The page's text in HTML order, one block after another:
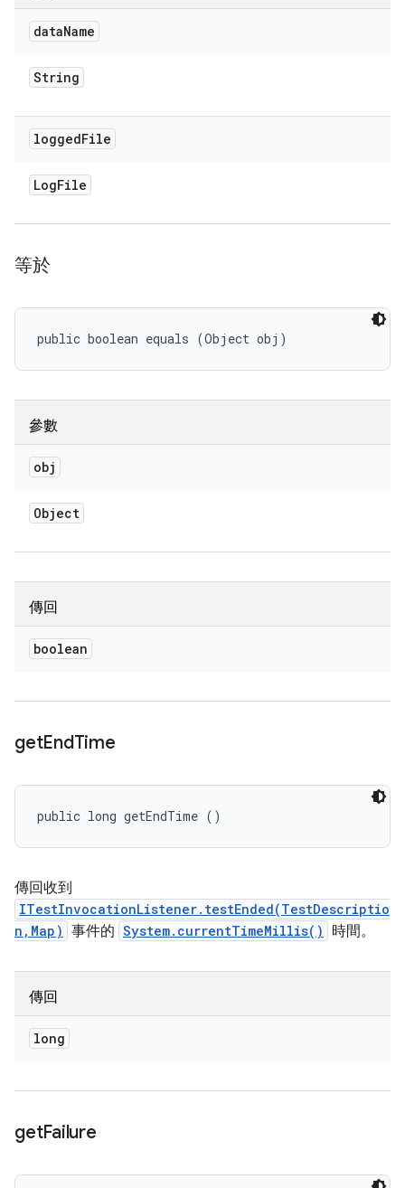
dataName
String
loggedFile
LogFile
等於
public boolean equals (Object obj)
參數
obj
Object
傳回
boolean
getEndTime
public long getEndTime ()
傳回收到
ITestInvocationListener.testEnded(TestDescriptio
n,Map) 事件的 System.currentTimeMillis() 時間。
傳回
long
getFailure